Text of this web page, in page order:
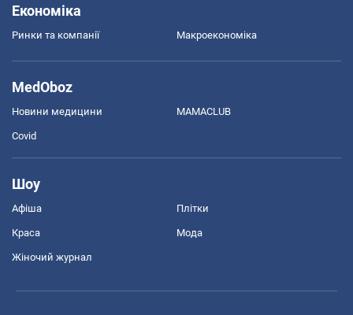
Економіка
Ринки та компанії Макроекономіка
MedOboz
Новини медицини MAMACLUB
Covid
Шоу
Афіша Плітки
Краса Мода
Жіночий журнал